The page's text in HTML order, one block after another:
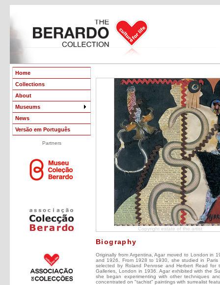
Home
Collections
About
Museums
News
Versão em Português
Partners
Copyright estate of the artist
Biography
Originally from Argentina, Agar moved to London in
and 1926. From 1928 to 1930, she studied in
selected by Roland Penrose and Herbert Read for
Galleries, London in 1936. Agar exhibited with the
she began experimenting with other techniques
concentrated on "tachist" paintings with surrealist